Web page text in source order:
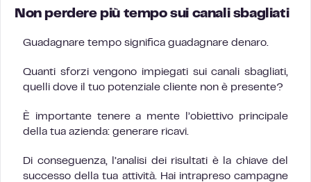
Non perdere più tempo sui canali sbagliati
Guadagnare tempo significa guadagnare denaro.
Quanti sforzi vengono impiegati sui canali sbagliati,
quelli dove il tuo potenziale cliente non è presente?
È importante tenere a mente l’obiettivo principale
della tua azienda: generare ricavi.
Di conseguenza, l’analisi dei risultati è la chiave del
successo della tua attività. Hai intrapreso campagne